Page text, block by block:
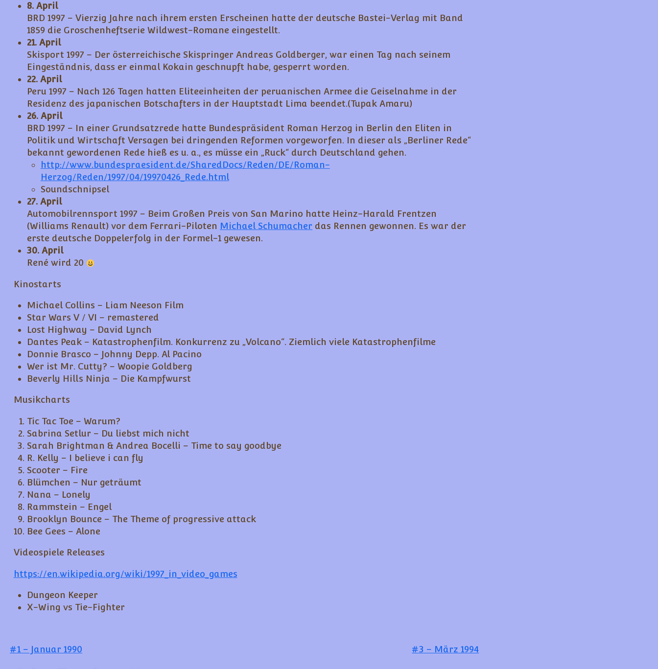
8. April
BRD 1997 – Vierzig Jahre nach ihrem ersten Erscheinen hatte der deutsche Bastei-Verlag mit Band
1859 die Groschenheftserie Wildwest-Romane eingestellt.
21. April
Skisport 1997 – Der österreichische Skispringer Andreas Goldberger, war einen Tag nach seinem
Eingeständnis, dass er einmal Kokain geschnupft habe, gesperrt worden.
22. April
Peru 1997 – Nach 126 Tagen hatten Eliteeinheiten der peruanischen Armee die Geiselnahme in der
Residenz des japanischen Botschafters in der Hauptstadt Lima beendet.(Tupak Amaru)
26. April
BRD 1997 – In einer Grundsatzrede hatte Bundespräsident Roman Herzog in Berlin den Eliten in
Politik und Wirtschaft Versagen bei dringenden Reformen vorgeworfen. In dieser als „Berliner Rede“
bekannt gewordenen Rede hieß es u. a., es müsse ein „Ruck“ durch Deutschland gehen.
http://www.bundespraesident.de/SharedDocs/Reden/DE/Roman-
Herzog/Reden/1997/04/19970426_Rede.html
Soundschnipsel
27. April
Automobilrennsport 1997 – Beim Großen Preis von San Marino hatte Heinz-Harald Frentzen
(Williams Renault) vor dem Ferrari-Piloten Michael Schumacher das Rennen gewonnen. Es war der
erste deutsche Doppelerfolg in der Formel-1 gewesen.
30. April
René wird 20
Kinostarts
Michael Collins – Liam Neeson Film
Star Wars V / VI – remastered
Lost Highway – David Lynch
Dantes Peak – Katastrophenfilm. Konkurrenz zu „Volcano“. Ziemlich viele Katastrophenfilme
Donnie Brasco – Johnny Depp. Al Pacino
Wer ist Mr. Cutty? – Woopie Goldberg
Beverly Hills Ninja – Die Kampfwurst
Musikcharts
Tic Tac Toe – Warum?
Sabrina Setlur – Du liebst mich nicht
Sarah Brightman & Andrea Bocelli – Time to say goodbye
R. Kelly – I believe i can fly
Scooter – Fire
Blümchen – Nur geträumt
Nana – Lonely
Rammstein – Engel
Brooklyn Bounce – The Theme of progressive attack
Bee Gees – Alone
Videospiele Releases
https://en.wikipedia.org/wiki/1997_in_video_games
Dungeon Keeper
X-Wing vs Tie-Fighter
Beitragsnavigation
#1 – Januar 1990 #3 – März 1994